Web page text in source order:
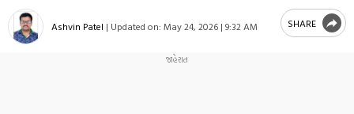
Ashvin Patel | Updated on: May 24, 2026 | 9:32 AM SHARE